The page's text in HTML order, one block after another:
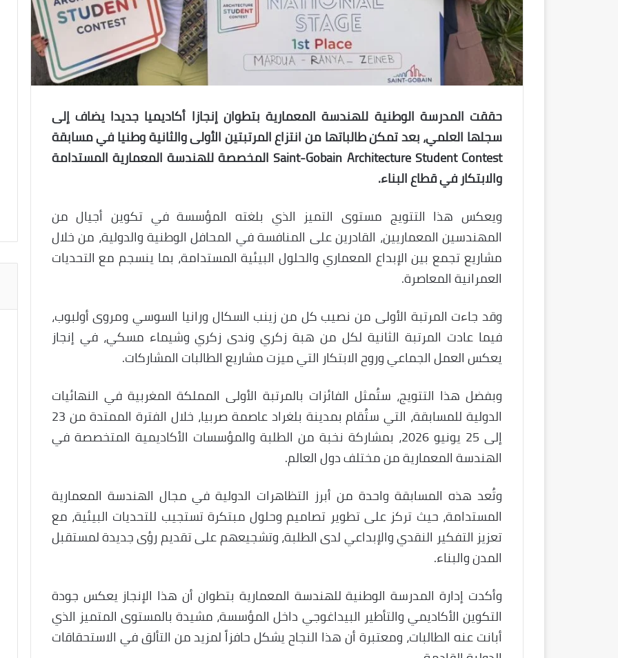
حققت المدرسة الوطنية للهندسة المعمارية بتطوان إنجازا أكاديميا جديدا يضاف إلى
سجلها العلمي، بعد تمكن طالباتها من انتزاع المرتبتين الأولى والثانية وطنيا في مسابقة
Saint-Gobain Architecture Student Contest المخصصة للهندسة المعمارية المستدامة
والابتكار في قطاع البناء.
ويعكس هذا التتويج مستوى التميز الذي بلغته المؤسسة في تكوين أجيال من
المهندسين المعماريين، القادرين على المنافسة في المحافل الوطنية والدولية، من خلال
مشاريع تجمع بين الإبداع المعماري والحلول البيئية المستدامة، بما ينسجم مع التحديات
العمرانية المعاصرة.
وقد جاءت المرتبة الأولى من نصيب كل من زينب السكال ورانيا السوسي ومروى أولبوب،
فيما عادت المرتبة الثانية لكل من هبة زكري وندى زكري وشيماء مسكي، في إنجاز
يعكس العمل الجماعي وروح الابتكار التي ميزت مشاريع الطالبات المشاركات.
وبفضل هذا التتويج، ستُمثل الفائزات بالمرتبة الأولى المملكة المغربية في النهائيات
الدولية للمسابقة، التي ستُقام بمدينة بلغراد عاصمة صربيا، خلال الفترة الممتدة من 23
إلى 25 يونيو 2026، بمشاركة نخبة من الطلبة والمؤسسات الأكاديمية المتخصصة في
الهندسة المعمارية من مختلف دول العالم.
وتُعد هذه المسابقة واحدة من أبرز التظاهرات الدولية في مجال الهندسة المعمارية
المستدامة، حيث تركز على تطوير تصاميم وحلول مبتكرة تستجيب للتحديات البيئية، مع
تعزيز التفكير النقدي والإبداعي لدى الطلبة، وتشجيعهم على تقديم رؤى جديدة لمستقبل
المدن والبناء.
وأكدت إدارة المدرسة الوطنية للهندسة المعمارية بتطوان أن هذا الإنجاز يعكس جودة
التكوين الأكاديمي والتأطير البيداغوجي داخل المؤسسة، مشيدة بالمستوى المتميز الذي
أبانت عنه الطالبات، ومعتبرة أن هذا النجاح يشكل حافزاً لمزيد من التألق في الاستحقاقات